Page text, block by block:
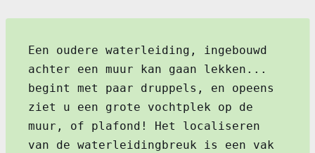
Een oudere waterleiding, ingebouwd
achter een muur kan gaan lekken...
begint met paar druppels, en opeens
ziet u een grote vochtplek op de
muur, of plafond! Het localiseren
van de waterleidingbreuk is een vak